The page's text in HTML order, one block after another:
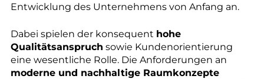
Entwicklung des Unternehmens von Anfang an.
Dabei spielen der konsequent hohe
Qualitätsanspruch sowie Kundenorientierung
eine wesentliche Rolle. Die Anforderungen an
moderne und nachhaltige Raumkonzepte